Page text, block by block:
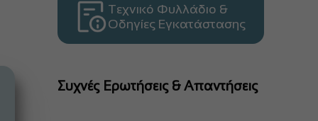
Τεχνικό Φυλλάδιο &
Οδηγίες Εγκατάστασης
Συχνές Ερωτήσεις & Απαντήσεις